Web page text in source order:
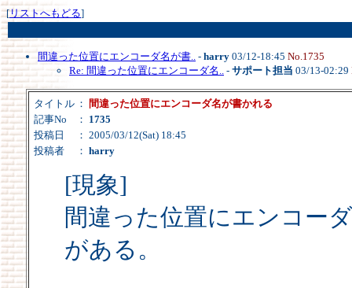
[リストへもどる]
間違った位置にエンコーダ名が書.. - harry 03/12-18:45 No.1735
Re: 間違った位置にエンコーダ名.. - サポート担当 03/13-02:29
タイトル ： 間違った位置にエンコーダ名が書かれる
記事No
： 1735
投稿日
： 2005/03/12(Sat) 18:45
投稿者
： harry
[現象]
間違った位置にエンコー
がある。